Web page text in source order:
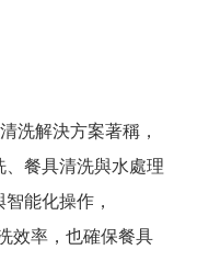
洗解決方案著稱，
餐具清洗與水處理
能化操作，
效率，也確保餐具